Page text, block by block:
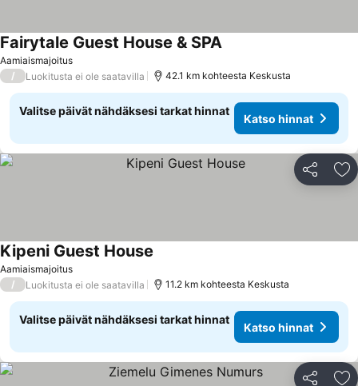
Aamiaismajoitus
Fairytale Guest House & SPA
/ Luokitusta ei ole saatavilla 42.1 km kohteesta Keskusta
Valitse päivät nähdäksesi tarkat hinnat
Katso hinnat
Jaa
Aamiaismajoitus
Kipeni Guest House
/ Luokitusta ei ole saatavilla 11.2 km kohteesta Keskusta
Valitse päivät nähdäksesi tarkat hinnat
Katso hinnat